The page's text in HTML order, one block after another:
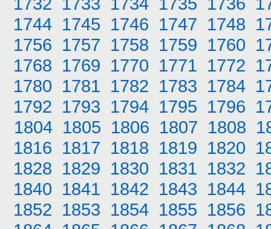
1744 1745 1746 1747 1748
1756 1757 1758 1759 1760
1768 1769 1770 1771 1772
1780 1781 1782 1783 1784
1792 1793 1794 1795 1796
1804 1805 1806 1807 1808
1816 1817 1818 1819 1820
1828 1829 1830 1831 1832
1840 1841 1842 1843 1844
1852 1853 1854 1855 1856